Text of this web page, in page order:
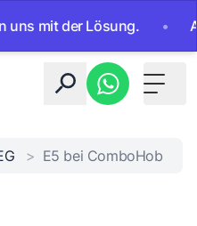
der Lösung. • Ab
Toggle
> E5 bei ComboHob